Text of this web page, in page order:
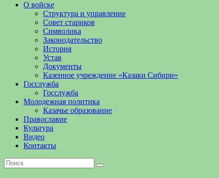
О войске
Структура и управление
Совет стариков
Символика
Законодательство
История
Устав
Документы
Казенное учреждение «Казаки Сибири»
Госслужба
Госслужба
Молодежная политика
Казачье образование
Православие
Культура
Видео
Контакты